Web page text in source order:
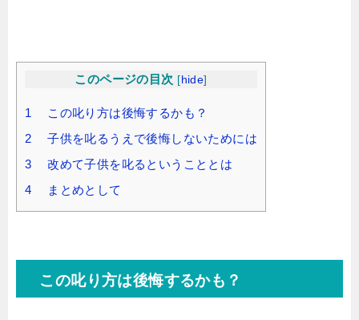
このページの目次 [hide]
1 この叱り方は後悔するかも？
2 子供を叱るうえで後悔しないためには
3 改めて子供を叱るということとは
4 まとめとして
この叱り方は後悔するかも？